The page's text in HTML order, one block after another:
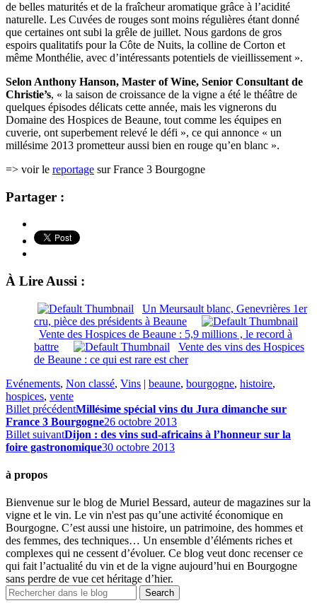
de belles maturités et de la fraîcheur aromatique grâce à l’acidité
naturelle. Les Cuvées de rouges sont moins régulières étant donné
que certaines ont subi la grêle de juillet. Nous gardons de gros
espoirs qualitatifs pour la Côte de Nuits, la colline de Corton et
même Monthélie, avec d’intéressants potentiels de vieillissement ».
Selon Anthony Hanson, Master of Wine, Senior Consultant de
Christie’s, « la saison de croissance de la vigne a été le théâtre de
quelques épisodes délicats cette année, mais les vignerons du
Domaine des Hospices de Beaune, tout comme les équipes en
cuverie, ont superbement relevé le défi », ce qui annonce « un
millésime 2013 prometteur aussi bien en rouge qu’en blanc ».
=> voir le reportage sur France 3 Bourgogne
Partager :
À Lire Aussi :
Un Meursault blanc, Genevrières 1er
cru, pièce des présidents à Beaune
Vente des Hospices de Beaune : 5,9 millions , le record à
battre
Vente des vins des Hospices
de Beaune : ce qui est rare est cher
Evénements, Non classé, Vins | beaune, bourgogne, histoire,
hospices, vente
Billet précédentMillésime spécial vins du Jura dimanche sur
France 3 Bourgogne26 octobre 2013
Billet suivantDijon : des vins sud-africains à l’honneur sur la
foire gastronomique30 octobre 2013
à propos
Bienvenue sur le blog de Muriel Bessard, auteur de magazines sur la
vigne et le vin. Le vin n'est pas qu’une activité économique en
Bourgogne. C’est aussi une histoire, un patrimoine, des hommes et
des femmes, des techniques… Un ensemble d’éléments riches et
complexes qui ne cessent d’évoluer. Ce blog veut donc recenser ce
qui fait l’actualité du vin et de la vigne aujourd’hui en Bourgogne
sans perdre de vue cet héritage d’hier.